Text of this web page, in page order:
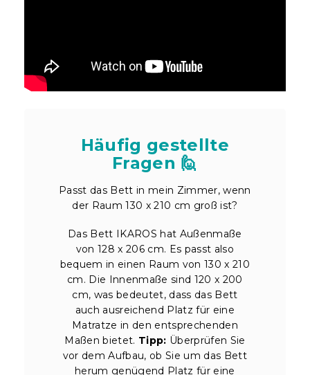
Häufig gestellte
Fragen 🙋
Passt das Bett in mein Zimmer, wenn
der Raum 130 x 210 cm groß ist?
Das Bett IKAROS hat Außenmaße
von 128 x 206 cm. Es passt also
bequem in einen Raum von 130 x 210
cm. Die Innenmaße sind 120 x 200
cm, was bedeutet, dass das Bett
auch ausreichend Platz für eine
Matratze in den entsprechenden
Maßen bietet. Tipp: Überprüfen Sie
vor dem Aufbau, ob Sie um das Bett
herum genügend Platz für eine